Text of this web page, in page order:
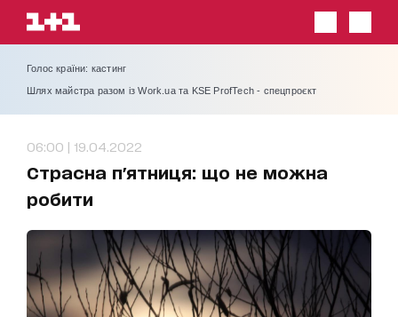
Голос країни: кастинг
Шлях майстра разом із Work.ua та KSE ProfTech - спецпроєкт
06:00 | 19.04.2022
Страсна п'ятниця: що не можна
робити